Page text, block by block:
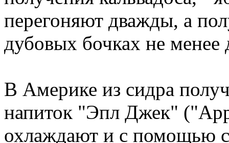
перегоняют дважды, а
дубовых бочках не менее
В Америке из сидра
напиток "Эпл Джек"
охлаждают и с помощью